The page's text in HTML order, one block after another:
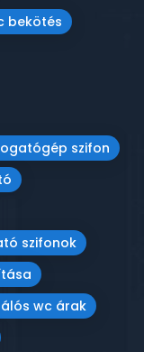
bekötés
szifon
szifonok
wc árak